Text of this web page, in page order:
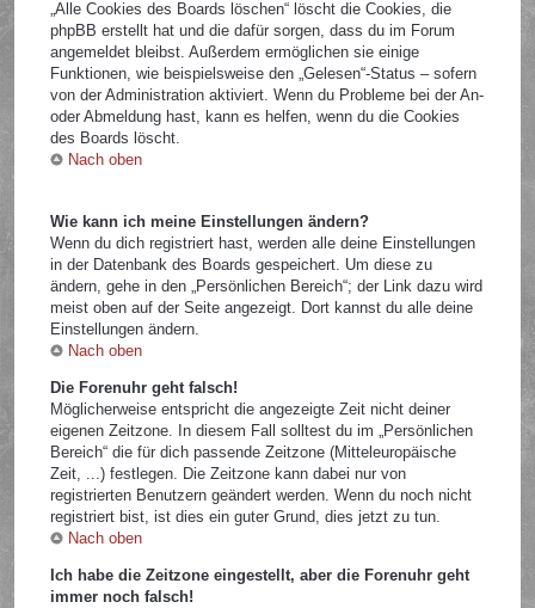
„Alle Cookies des Boards löschen“ löscht die Cookies, die
phpBB erstellt hat und die dafür sorgen, dass du im Forum
angemeldet bleibst. Außerdem ermöglichen sie einige
Funktionen, wie beispielsweise den „Gelesen“-Status – sofern
von der Administration aktiviert. Wenn du Probleme bei der An-
oder Abmeldung hast, kann es helfen, wenn du die Cookies
des Boards löscht.
Nach oben
Wie kann ich meine Einstellungen ändern?
Wenn du dich registriert hast, werden alle deine Einstellungen
in der Datenbank des Boards gespeichert. Um diese zu
ändern, gehe in den „Persönlichen Bereich“; der Link dazu wird
meist oben auf der Seite angezeigt. Dort kannst du alle deine
Einstellungen ändern.
Nach oben
Die Forenuhr geht falsch!
Möglicherweise entspricht die angezeigte Zeit nicht deiner
eigenen Zeitzone. In diesem Fall solltest du im „Persönlichen
Bereich“ die für dich passende Zeitzone (Mitteleuropäische
Zeit, ...) festlegen. Die Zeitzone kann dabei nur von
registrierten Benutzern geändert werden. Wenn du noch nicht
registriert bist, ist dies ein guter Grund, dies jetzt zu tun.
Nach oben
Ich habe die Zeitzone eingestellt, aber die Forenuhr geht
immer noch falsch!